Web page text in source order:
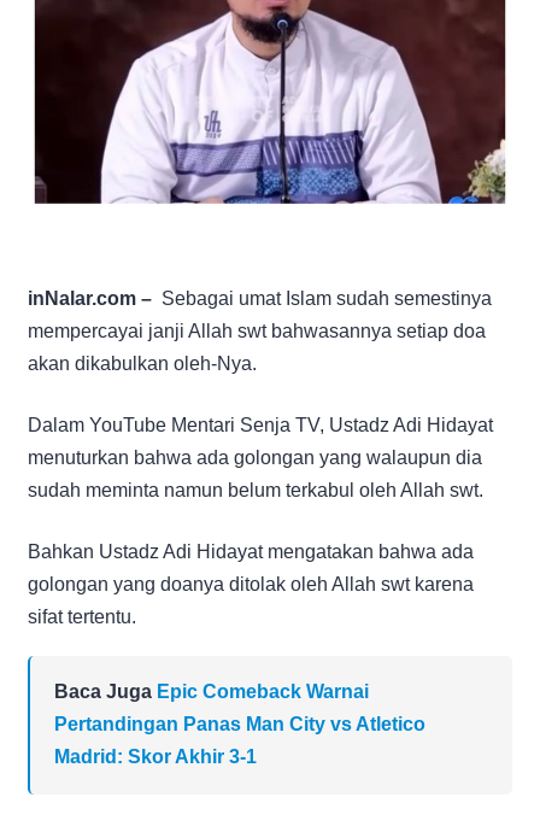
inNalar.com – Sebagai umat Islam sudah semestinya
mempercayai janji Allah swt bahwasannya setiap doa
akan dikabulkan oleh-Nya.
Dalam YouTube Mentari Senja TV, Ustadz Adi Hidayat
menuturkan bahwa ada golongan yang walaupun dia
sudah meminta namun belum terkabul oleh Allah swt.
Bahkan Ustadz Adi Hidayat mengatakan bahwa ada
golongan yang doanya ditolak oleh Allah swt karena
sifat tertentu.
Baca Juga Epic Comeback Warnai
Pertandingan Panas Man City vs Atletico
Madrid: Skor Akhir 3-1